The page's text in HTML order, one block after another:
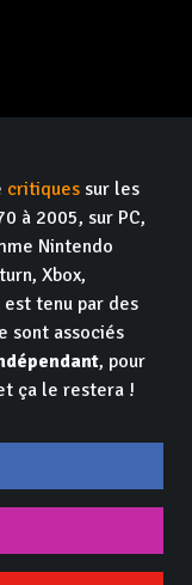
critiques sur les
à 2005, sur PC,
Nintendo
Xbox,
tenu par des
sont associés
, pour
ça le restera !